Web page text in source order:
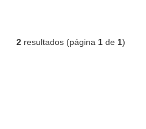
2resultados (página 1de 1)